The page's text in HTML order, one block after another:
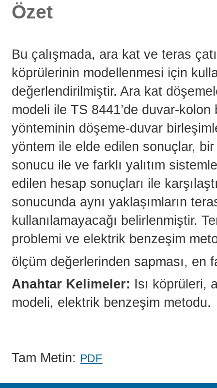
Özet
Bu çalışmada, ara kat ve teras
köprülerinin modellenmesi için
değerlendirilmiştir. Ara kat
modeli ile TS 8441’de duvar-
yönteminin döşeme-duvar
yöntem ile elde edilen sonuçlar,
sonucu ile ve farklı yalıtım
edilen hesap sonuçları ile
sonucunda aynı yaklaşımların
kullanılamayacağı belirlenmiştir.
problemi ve elektrik benzeşim
ölçüm değerlerinden sapması, en
Anahtar Kelimeler: Isı köprüleri,
modeli, elektrik benzeşim metodu.
Tam Metin: PDF